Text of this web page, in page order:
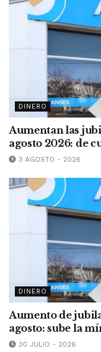
DINERO
Aumentan las
agosto 2026: de
3 AGOSTO - 2026
DINERO
Aumento de
agosto: sube la
30 JULIO - 2026